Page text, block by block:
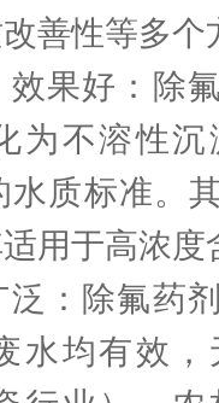
善性等多个
效果好：除
为不溶性
水质标准。
用于高浓度
：除氟药
水均有效